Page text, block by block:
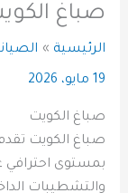
صباغ
الرئيسية
19 مايو، 2026
صباغ الكويت
صباغ الكويت
بمستوى احترافي
والتشطيبات